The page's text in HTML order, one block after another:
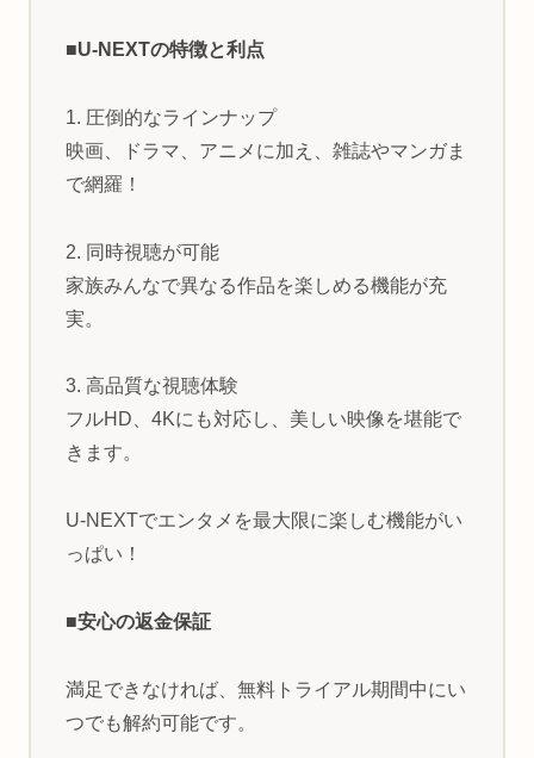
■U-NEXTの特徴と利点
1. 圧倒的なラインナップ
映画、ドラマ、アニメに加え、雑誌やマンガま
で網羅！
2. 同時視聴が可能
家族みんなで異なる作品を楽しめる機能が充
実。
3. 高品質な視聴体験
フルHD、4Kにも対応し、美しい映像を堪能で
きます。
U-NEXTでエンタメを最大限に楽しむ機能がい
っぱい！
■安心の返金保証
満足できなければ、無料トライアル期間中にい
つでも解約可能です。